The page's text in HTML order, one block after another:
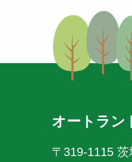
オートラン
〒319-1115 茨